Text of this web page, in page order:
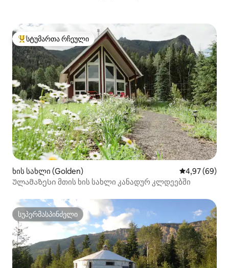
სტუმართა რჩეული მოწინავე ვარიანტი
სტუმართა რჩეული
ხის სახლი (Golden) საშუალო
4,97 (69)
Ულამაზესი მთის ხის სახლი კანადურ კლდეებში
სუპერმასპინძელი
სუპერმასპინძელი